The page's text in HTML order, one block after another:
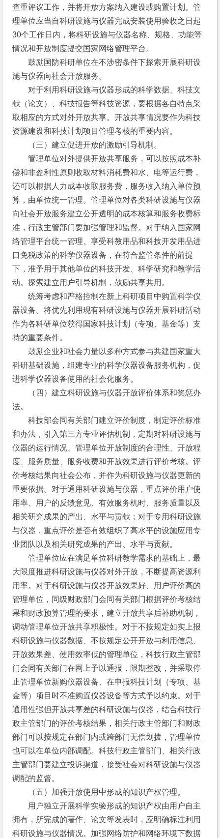
查重评议工作，并将开放方案纳入建设或购置计划。管
理单位应当自科研设施与仪器完成安装使用验收之日起
30个工作日内，将科研设施与仪器名称、规格、功能等
情况和开放制度提交国家网络管理平台。
鼓励国防科研单位在不涉密条件下探索开展科研设
施与仪器向社会开放服务。
对于利用科研设施与仪器形成的科学数据、科技文
献（论文）、科技报告等科技资源，要根据各自特点采
取相应的方式对外开放共享。开放共享情况要作为科技
资源建设和科技计划项目管理考核的重要内容。
（三）建立促进开放的激励引导机制。
管理单位对外提供开放共享服务，可以按照成本补
偿和非盈利性原则收取材料消耗费和水、电等运行费，
还可以根据人力成本收取服务费，服务收入纳入单位预
算，由单位统一管理。管理单位对各类科研设施与仪器
向社会开放服务建立公开透明的成本核算和服务收费标
准，行政主管部门要加强管理和监督。对于纳入国家网
络管理平台统一管理、享受科教用品和科技开发用品进
口免税政策的科学仪器设备，在符合监管条件的前提
下，准予用于其他单位的科技开发、科学研究和教学活
动。探索建立用户引导机制，鼓励共享共用。
统筹考虑和严格控制在新上科研项目中购置科学仪
器设备。将优先利用现有科研设施与仪器开展科研活动
作为各科研单位获得国家科技计划（专项、基金等）支
持的重要条件。
鼓励企业和社会力量以多种方式参与共建国家重大
科研基础设施，组建专业的科学仪器设备服务机构，促
进科学仪器设备使用的社会化服务。
（四）建立科研设施与仪器开放评价体系和奖惩办
法。
科技部会同有关部门建立评价制度，制定评价标准
和办法，引入第三方专业评估机制，定期对科研设施与
仪器的运行情况、管理单位开放制度的合理性、开放程
度、服务质量、服务收费和开放效果进行评价考核。评
价考核结果向社会公布，并作为科研设施与仪器更新的
重要依据。对于通用科研设施与仪器，重点评价用户使
用率、用户的反馈意见、有效服务机时、服务质量以及
相关研究成果的产出、水平与贡献；对于专用科研设施
与仪器，重点评价是否有效组织了高水平的设施应用专
业团队以及相关研究成果的产出、水平与贡献。
管理单位应在满足单位科研教学需求的基础上，最
大限度推进科研设施与仪器对外开放，不断提高资源利
用率。对于科研设施与仪器开放效果好、用户评价高的
管理单位，同级财政部门会同有关部门根据评价考核结
果和财政预算管理的要求，建立开放共享后补助机制，
调动管理单位开放共享积极性。对于不按规定如实上报
科研设施与仪器数据、不按规定公开开放与利用信息、
开放效果差、使用效率低的管理单位，科技行政主管部
门会同有关部门在网上予以通报，限期整改，并采取停
止管理单位新购仪器设备、在申报科技计划（专项、基
金等）项目时不准购置仪器设备等方式予以约束。对于
通用性强但开放共享差的科研设施与仪器，结合科技行
政主管部门的评价考核结果，相关行政主管部门和财政
部门可以按规定在部门内或跨部门无偿划拨，管理单位
也可以在单位内部调配。科技行政主管部门、相关行政
主管部门要建立投诉渠道，接受社会对科研设施与仪器
调配的监督。
（五）加强开放使用中形成的知识产权管理。
用户独立开展科学实验形成的知识产权由用户自主
拥有，所完成的著作、论文等发表时，应明确标注利用
科研设施与仪器情况。加强网络防护和网络环境下数据